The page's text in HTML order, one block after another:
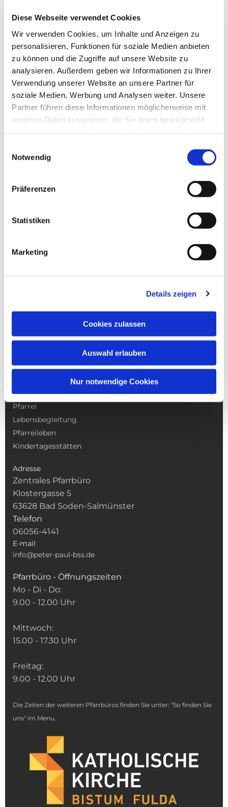
Diese Webseite verwendet Cookies
Wir verwenden Cookies, um Inhalte und Anzeigen zu
personalisieren, Funktionen für soziale Medien anbieten
zu können und die Zugriffe auf unsere Website zu
analysieren. Außerdem geben wir Informationen zu Ihrer
Verwendung unserer Website an unsere Partner für
soziale Medien, Werbung und Analysen weiter. Unsere
Partner führen diese Informationen möglicherweise mit
weiteren Daten zusammen, die Sie ihnen bereitgestellt
Notwendig
Präferenzen
Statistiken
Marketing
Details zeigen
Cookies zulassen
Auswahl erlauben
Nur notwendige Cookies
Dies könnte Sie auch
interessieren
Gottesdienste
Pfarrei
Lebensbegleitung
Pfarreileben
Kindertagesstätten
Adresse
Zentrales Pfarrbüro
Klostergasse 5
63628 Bad Soden-Salmünster
Telefon
06056-4141
E-mail
info@peter-paul-bss.de
Pfarrbüro - Öffnungszeiten
Mo - Di - Do:
9.00 - 12.00 Uhr
Mittwoch:
15.00 - 17.30 Uhr
Freitag:
9.00 - 12.00 Uhr
Die Zeiten der weiteren Pfarrbüros finden Sie unter: "So finden Sie
uns" im Menu.